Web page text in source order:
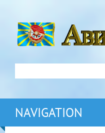
NAVIGATION